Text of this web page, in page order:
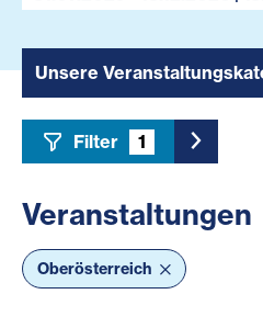
Unsere
Filter 1 Toggle
Veranstaltungen
Oberösterreich